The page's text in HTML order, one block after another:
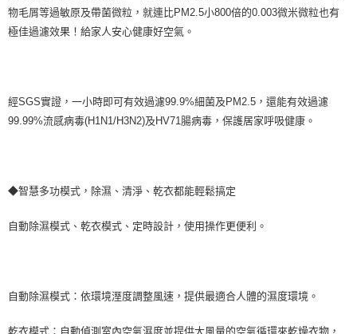
物毛屑等過敏原及帶菌微粒，就連比PM2.5小800倍的0.003微米微粒也有
極佳過濾效果！給家人安心健康好空氣。
經SGS實證，一小時即可有效過濾99.9%細菌及PM2.5，還能有效過濾
99.99%流感病毒(H1N1/H3N2)及HV71腸病毒，保護居家呼吸健康。
◆智慧多功模式，除濕、清淨、乾衣都能輕鬆搞定
自動除濕模式、乾衣模式、定時設計，使用操作更便利。
自動除濕模式：依環境溼度調整風速，提供最適合人體的濕度環境。
乾衣模式：自動偵測室內空氣濕度並提供大風量的空氣循環來乾燥衣物，